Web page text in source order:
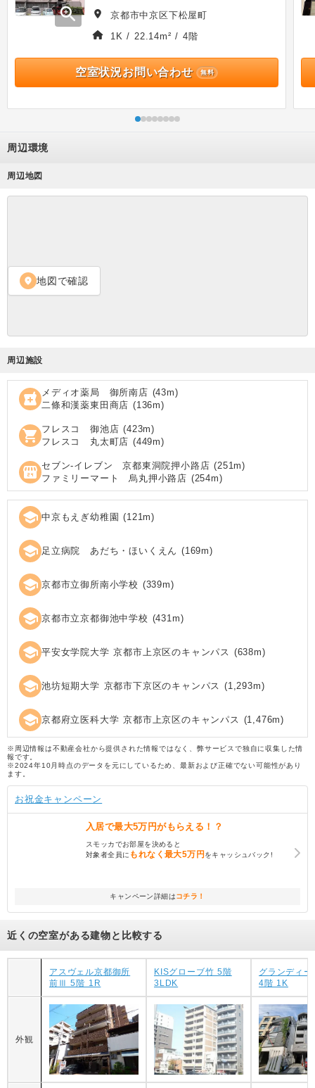
zoom_in
京都市中京区下松屋町
1K / 22.14m² / 4階
空室状況お問い合わせ 無料
周辺環境
周辺地図
location_on 地図で確認
周辺施設
local_pharmacy メディオ薬局 御所南店 (43m)
二條和漢薬東田商店 (136m)
shopping_cart フレスコ 御池店 (423m)
フレスコ 丸太町店 (449m)
local_convenience_store セブン‐イレブン 京都東洞院押小路店 (251m)
ファミリーマート 烏丸押小路店 (254m)
school 中京もえぎ幼稚園 (121m)
school 足立病院 あだち・ほいくえん (169m)
school 京都市立御所南小学校 (339m)
school 京都市立京都御池中学校 (431 m)
school 平安女学院大学 京都市上京区のキャンパス (638m)
school 池坊短期大学 京都市下京区のキャンパス (1,293m)
school 京都府立医科大学 京都市上京区のキャンパス (1,476m)
※周辺情報は不動産会社から提供された情報ではなく、弊サービスで独自に収集した情
報です。
※2024年10月時点のデータを元にしているため、最新および正確でない可能性があり
ます。
お祝金キャンペーン
入居で最大5万円がもらえる！？
スモッカでお部屋を決めると
対象者全員に もれなく最大5万円をキャッシュバック!
キャンペーン詳細はコチラ！
近くの空室がある建物と比較する
アスヴェル京都御所
前Ⅲ 5階 1R
KISグローブ竹 5階
3LDK
グランディー
4階 1K
外観